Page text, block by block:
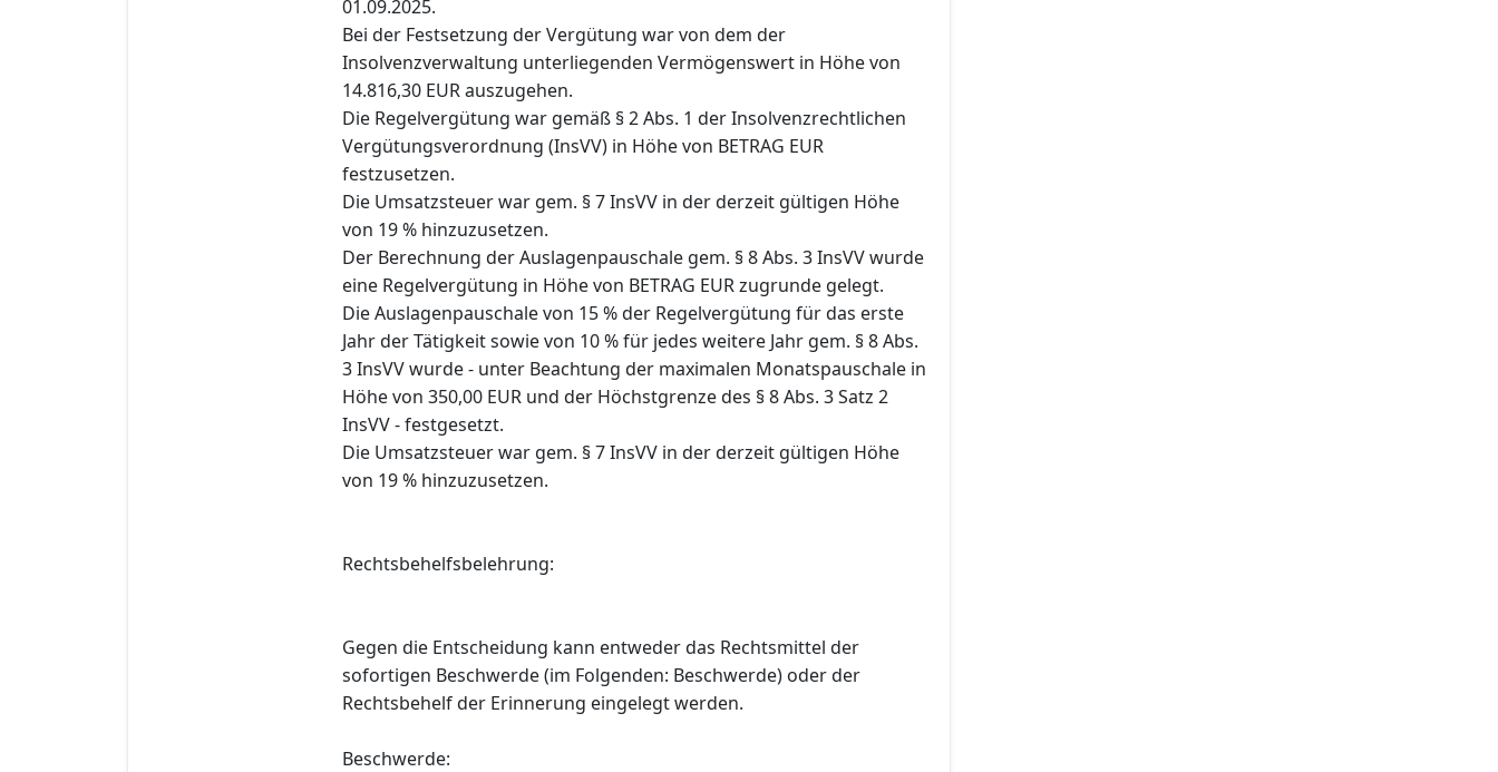
01.09.2025.
Bei der Festsetzung der Vergütung war von dem der
Insolvenzverwaltung unterliegenden Vermögenswert in Höhe von
14.816,30 EUR auszugehen.
Die Regelvergütung war gemäß § 2 Abs. 1 der Insolvenzrechtlichen
Vergütungsverordnung (InsVV) in Höhe von BETRAG EUR
festzusetzen.
Die Umsatzsteuer war gem. § 7 InsVV in der derzeit gültigen Höhe
von 19 % hinzuzusetzen.
Der Berechnung der Auslagenpauschale gem. § 8 Abs. 3 InsVV wurde
eine Regelvergütung in Höhe von BETRAG EUR zugrunde gelegt.
Die Auslagenpauschale von 15 % der Regelvergütung für das erste
Jahr der Tätigkeit sowie von 10 % für jedes weitere Jahr gem. § 8 Abs.
3 InsVV wurde - unter Beachtung der maximalen Monatspauschale in
Höhe von 350,00 EUR und der Höchstgrenze des § 8 Abs. 3 Satz 2
InsVV - festgesetzt.
Die Umsatzsteuer war gem. § 7 InsVV in der derzeit gültigen Höhe
von 19 % hinzuzusetzen.
Rechtsbehelfsbelehrung:
Gegen die Entscheidung kann entweder das Rechtsmittel der
sofortigen Beschwerde (im Folgenden: Beschwerde) oder der
Rechtsbehelf der Erinnerung eingelegt werden.
Beschwerde: